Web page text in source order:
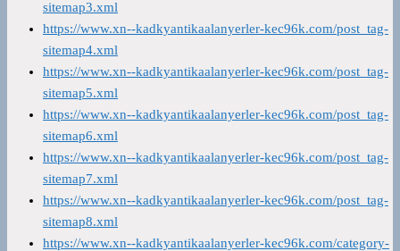
sitemap3.xml
https://www.xn--kadkyantikaalanyerler-kec96k.com/post_tag-
sitemap4.xml
https://www.xn--kadkyantikaalanyerler-kec96k.com/post_tag-
sitemap5.xml
https://www.xn--kadkyantikaalanyerler-kec96k.com/post_tag-
sitemap6.xml
https://www.xn--kadkyantikaalanyerler-kec96k.com/post_tag-
sitemap7.xml
https://www.xn--kadkyantikaalanyerler-kec96k.com/post_tag-
sitemap8.xml
https://www.xn--kadkyantikaalanyerler-kec96k.com/category-